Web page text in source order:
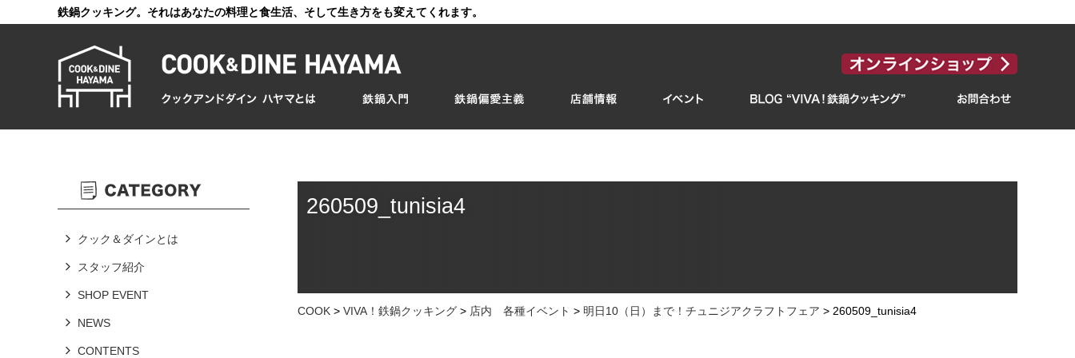
鉄鍋クッキング。それはあなたの料理と食生活、そして生き方をも変えてくれます。
260509_tunisia4
COOK > VIVA！鉄鍋クッキング > 店内 各種イベント > 明日10（日）まで！チュニジアクラフトフェア > 260509_tunisia4
クック＆ダインとは
スタッフ紹介
SHOP EVENT
NEWS
CONTENTS